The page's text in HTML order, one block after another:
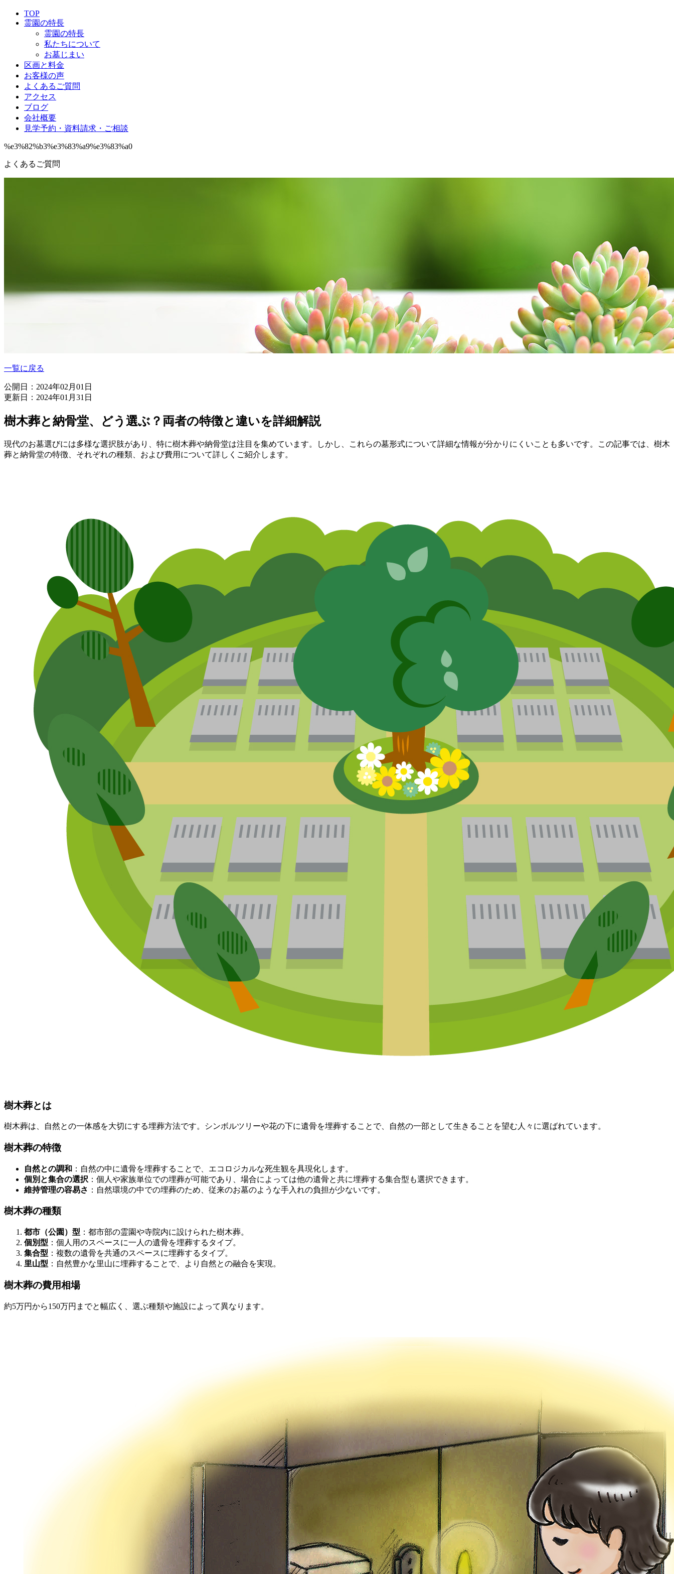
TOP
霊園の特長
霊園の特長
私たちについて
お墓じまい
区画と料金
お客様の声
よくあるご質問
アクセス
ブログ
会社概要
見学予約・資料請求・ご相談
%e3%82%b3%e3%83%a9%e3%83%a0
よくあるご質問
一覧に戻る
公開日：2024年02月01日
更新日：2024年01月31日
樹木葬と納骨堂、どう選ぶ？両者の特徴と違いを詳細解説
現代のお墓選びには多様な選択肢があり、特に樹木葬や納骨堂は注目を集めています。しかし、これらの墓形式について詳細な情報が分かりにくいことも多いです。この記事では、樹木
葬と納骨堂の特徴、それぞれの種類、および費用について詳しくご紹介します。
樹木葬とは
樹木葬は、自然との一体感を大切にする埋葬方法です。シンボルツリーや花の下に遺骨を埋葬することで、自然の一部として生きることを望む人々に選ばれています。
樹木葬の特徴
自然との調和 ：自然の中に遺骨を埋葬することで、エコロジカルな死生観を具現化します。
個別と集合の選択 ：個人や家族単位での埋葬が可能であり、場合によっては他の遺骨と共に埋葬する集合型も選択できます。
維持管理の容易さ ：自然環境の中での埋葬のため、従来のお墓のような手入れの負担が少ないです。
樹木葬の種類
都市（公園）型 ：都市部の霊園や寺院内に設けられた樹木葬。
個別型 ：個人用のスペースに一人の遺骨を埋葬するタイプ。
集合型 ：複数の遺骨を共通のスペースに埋葬するタイプ。
里山型 ：自然豊かな里山に埋葬することで、より自然との融合を実現。
樹木葬の費用相場
約5万円から150万円までと幅広く、選ぶ種類や施設によって異なります。